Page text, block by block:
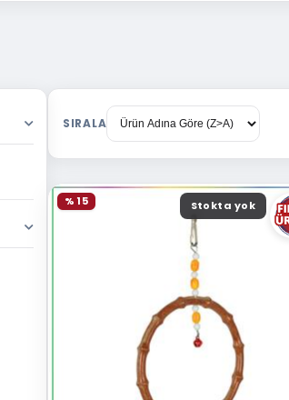
SIRALA
Stokta yok
% 15